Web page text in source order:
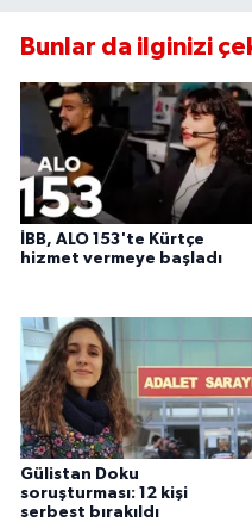
Bunlar da ilginizi
İBB, ALO 153'te Kürtçe
hizmet vermeye başladı
Gülistan Doku
soruşturması: 12 kişi
serbest bırakıldı